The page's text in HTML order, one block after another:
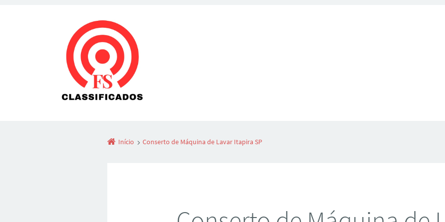
Início Conserto de Máquina de Lavar Itapira SP